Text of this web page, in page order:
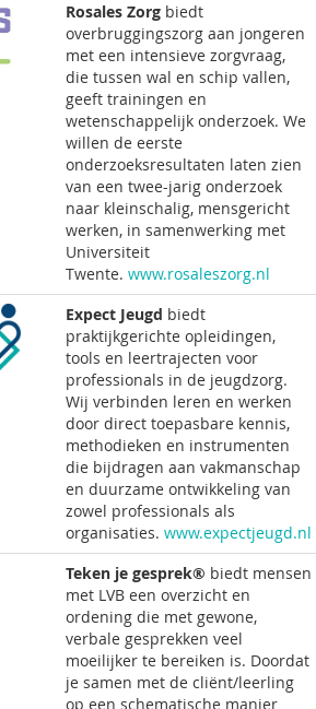
Rosales Zorg biedt
overbruggingszorg aan jongeren
met een intensieve zorgvraag,
die tussen wal en schip vallen,
geeft trainingen en
wetenschappelijk onderzoek. We
willen de eerste
onderzoeksresultaten laten zien
van een twee-jarig onderzoek
naar kleinschalig, mensgericht
werken, in samenwerking met
Universiteit
Twente. www.rosaleszorg.nl
Expect Jeugd biedt
praktijkgerichte opleidingen,
tools en leertrajecten voor
professionals in de jeugdzorg.
Wij verbinden leren en werken
door direct toepasbare kennis,
methodieken en instrumenten
die bijdragen aan vakmanschap
en duurzame ontwikkeling van
zowel professionals als
organisaties. www.expectjeugd.nl
Teken je gesprek® biedt mensen
met LVB een overzicht en
ordening die met gewone,
verbale gesprekken veel
moeilijker te bereiken is. Doordat
je samen met de cliënt/leerling
op een schematische manier